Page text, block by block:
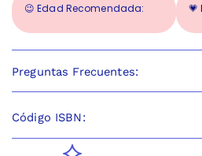
😉 Edad Recomendada: 💗
Preguntas Frecuentes:
Código ISBN: